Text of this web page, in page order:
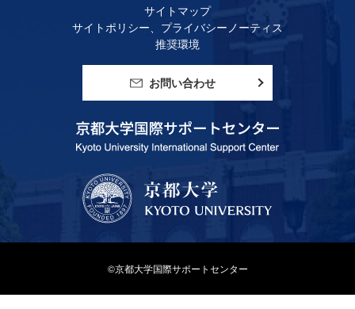
サイトマップ
サイトポリシー、プライバシーノーティス
推奨環境
お問い合わせ
©京都大学国際サポートセンター